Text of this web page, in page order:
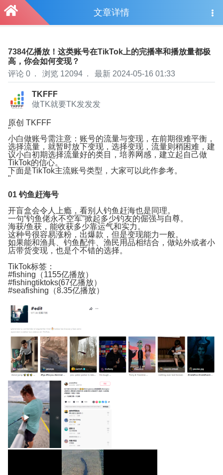
文章详情
7384亿播放！这类账号在TikTok上的完播率和播放量都极
高，你会如何变现？
评论 0 . 浏览 12094 . 最新 2024-05-16 01:33
TKFFF
做TK就要TK发发发
原创 TKFFF
"
小白做账号需注意：账号的流量与变现，在前期很难平衡，
选择流量，就暂时放下变现，选择变现，流量则稍困难，建
议小白初期选择流量好的类目，培养网感，建立起自己做
TikTok的信心。
下面是TikTok主流账号类型，大家可以此作参考。
"
01 钓鱼赶海号
开盲盒会令人上瘾，看别人钓鱼赶海也是同理。
一句“钓鱼佬永不空军”掀起多少钓友的倔强与自尊。
海获/鱼获，能收获多少靠运气和实力。
这种号很容易涨粉，出爆款，但是变现能力一般。
如果能和渔具、钓鱼配件、渔民用品相结合，做站外或者小
店带货变现，也是个不错的选择。
TikTok标签：
#fishing（1155亿播放）
#fishingtiktoks(67亿播放）
#seafishing（8.35亿播放）